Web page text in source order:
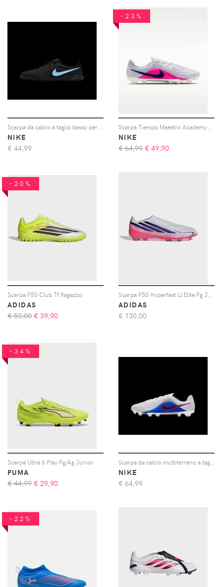
NIKE
€ 44,99
-23%
NIKE
€ 64,99 € 49,90
-20%
Scarpa F50 Club Tf Ragazzo
ADIDAS
€ 50,00 € 39,90
ADIDAS
€ 130,00
-34%
Scarpa Ultra 6 Play Fg/Ag Junior
PUMA
€ 44,99 € 29,90
NIKE
€ 64,99
-22%